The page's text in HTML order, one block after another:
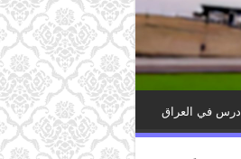
ادرس في العراق